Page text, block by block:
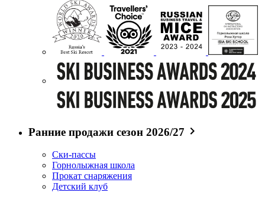
Ранние продажи сезон 2026/27
Ски-пассы
Горнолыжная школа
Прокат снаряжения
Детский клуб